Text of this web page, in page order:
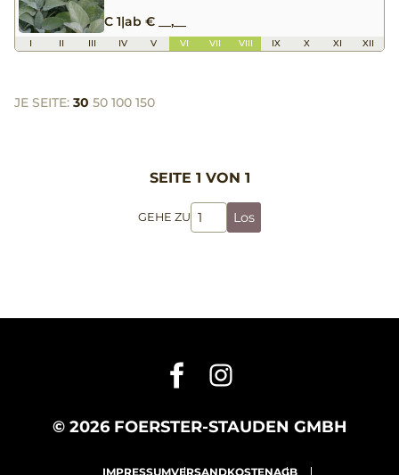
C 1|ab € __,__
I II III IV V VI VII VIII IX X XI XII
JE SEITE: 30 50 100 150
SEITE 1 VON 1
GEHE ZU Los
© 2026 FOERSTER-STAUDEN GMBH
IMPRESSUMVERSANDKOSTENAGB